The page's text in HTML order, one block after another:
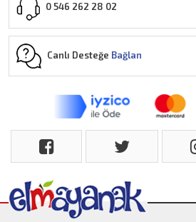
0 546 262 28 02
Canlı Desteğe Bağlan